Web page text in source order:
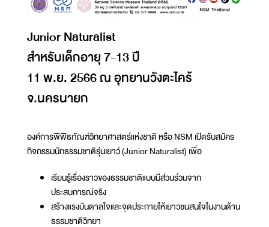
Junior Naturalist
สำหรับเด็กอายุ 7-13 ปี
11 พ.ย. 2566 ณ อุทยานวังตะไคร้
จ.นครนายก
องค์การพิพิธภัณฑ์วิทยาศาสตร์แห่งชาติ หรือ NSM เปิดรับสมัคร
กิจกรรมนักธรรมชาติรุ่นเยาว์ (Junior Naturalist) เพื่อ
เรียนรู้เรื่องราวของธรรมชาติแบบมีส่วนร่วมจาก
ประสบการณ์จริง
สร้างแรงบันดาลใจและจุดประกายให้เยาวชนสนใจในงานด้าน
ธรรมชาติวิทยา